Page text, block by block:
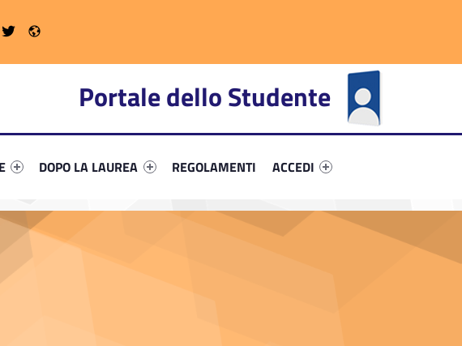
Portale dello Studente
73059-52
Link identifier #link-menu-primary-49169-66
DOPO LA LAUREA
Link identifier #link-menu-primary-6111-72
REGOLAMENTI
Link identifier #link-menu-
ACCEDI
WebMan on FacebookWebMan on Twitter